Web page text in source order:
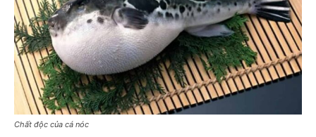
Chất độc của cá nóc